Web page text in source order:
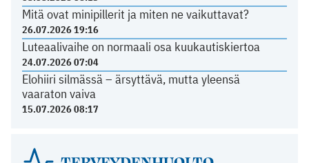
Mitä ovat minipillerit ja miten ne vaikuttavat?
26.07.2026 19:16
Luteaalivaihe on normaali osa kuukautiskiertoa
24.07.2026 07:04
Elohiiri silmässä – ärsyttävä, mutta yleensä
vaaraton vaiva
15.07.2026 08:17